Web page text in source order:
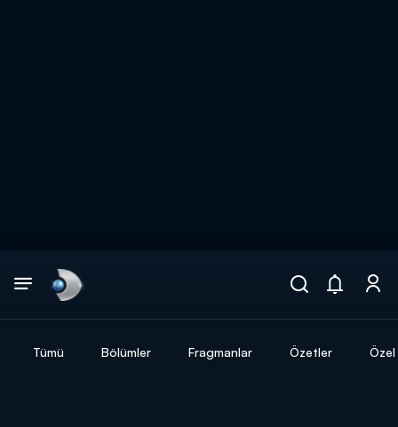
Tümü Bölümler Fragmanlar Özetler